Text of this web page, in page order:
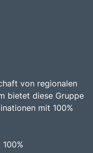
von regionalen
bietet diese Gruppe
mit 100%